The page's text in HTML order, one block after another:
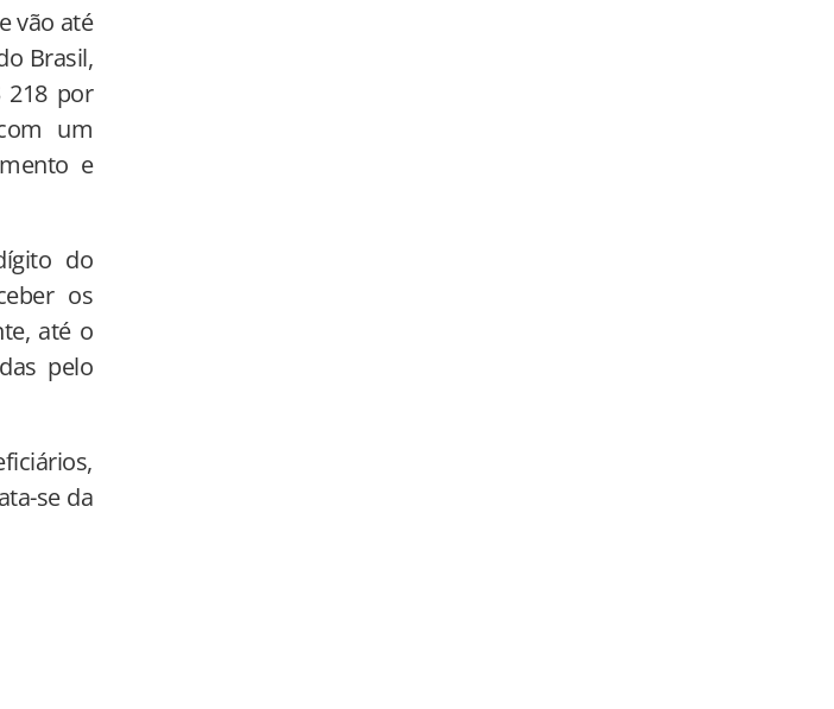
vão até
Brasil,
218 por
um
e
do
os
até o
pelo
se da